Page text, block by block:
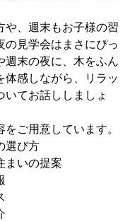
や、週末もお子様の習
見学会はまさにぴっ
週末の夜に、木をふん
感しながら、リラッ
てお話ししましょ
ご用意しています。
選び方
まいの提案